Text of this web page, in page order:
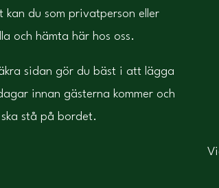
kan du som privatperson eller
och hämta här hos oss.
sidan gör du bäst i att lägga
innan gästerna kommer och
stå på bordet.